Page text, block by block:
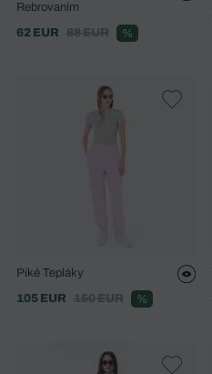
Rebrovaním
62 EUR
88 EUR %
Piké Tepláky
105 EUR
150 EUR %